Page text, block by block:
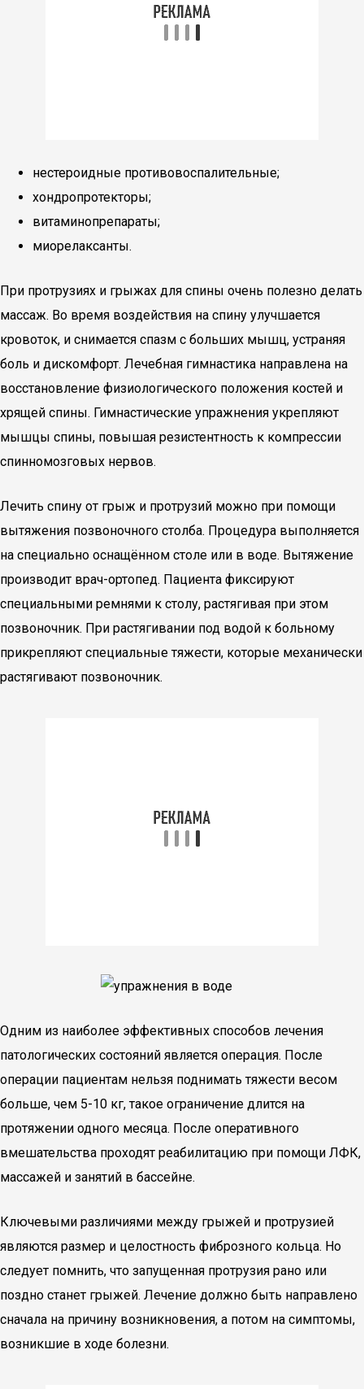
нестероидные противовоспалительные;
хондропротекторы;
витаминопрепараты;
миорелаксанты.
При протрузиях и грыжах для спины очень полезно делать
массаж. Во время воздействия на спину улучшается
кровоток, и снимается спазм с больших мышц, устраняя
боль и дискомфорт. Лечебная гимнастика направлена на
восстановление физиологического положения костей и
хрящей спины. Гимнастические упражнения укрепляют
мышцы спины, повышая резистентность к компрессии
спинномозговых нервов.
Лечить спину от грыж и протрузий можно при помощи
вытяжения позвоночного столба. Процедура выполняется
на специально оснащённом столе или в воде. Вытяжение
производит врач-ортопед. Пациента фиксируют
специальными ремнями к столу, растягивая при этом
позвоночник. При растягивании под водой к больному
прикрепляют специальные тяжести, которые механически
растягивают позвоночник.
Одним из наиболее эффективных способов лечения
патологических состояний является операция. После
операции пациентам нельзя поднимать тяжести весом
больше, чем 5-10 кг, такое ограничение длится на
протяжении одного месяца. После оперативного
вмешательства проходят реабилитацию при помощи ЛФК,
массажей и занятий в бассейне.
Ключевыми различиями между грыжей и протрузией
являются размер и целостность фиброзного кольца. Но
следует помнить, что запущенная протрузия рано или
поздно станет грыжей. Лечение должно быть направлено
сначала на причину возникновения, а потом на симптомы,
возникшие в ходе болезни.